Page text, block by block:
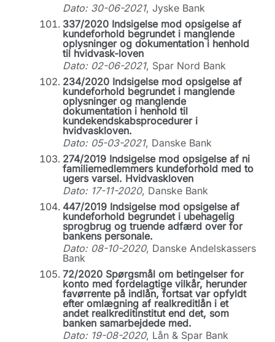
Dato: 30-06-2021, Jyske Bank
337/2020 Indsigelse mod opsigelse af
kundeforhold begrundet i manglende
oplysninger og dokumentation i henhold
til hvidvask-loven
Dato: 02-06-2021, Spar Nord Bank
234/2020 Indsigelse mod opsigelse af
kundeforhold begrundet i manglende
oplysninger og manglende
dokumentation i henhold til
kundekendskabsprocedurer i
hvidvaskloven.
Dato: 05-03-2021, Danske Bank
274/2019 Indsigelse mod opsigelse af ni
familiemedlemmers kundeforhold med to
ugers varsel. Hvidvaskloven
Dato: 17-11-2020, Danske Bank
447/2019 Indsigelse mod opsigelse af
kundeforhold begrundet i ubehagelig
sprogbrug og truende adfærd over for
bankens personale.
Dato: 08-10-2020, Danske Andelskassers
Bank
72/2020 Spørgsmål om betingelser for
konto med fordelagtige vilkår, herunder
favørrente på indlån, fortsat var opfyldt
efter omlægning af realkreditlån i et
andet realkreditinstitut end det, som
banken samarbejdede med.
Dato: 19-08-2020, Lån & Spar Bank